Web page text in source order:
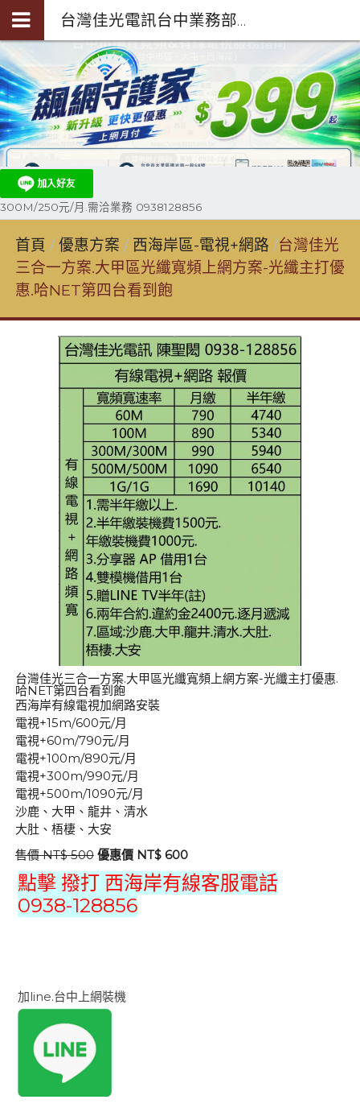
台灣佳光電訊台中業務部陳聖閎-第四台光纖裝機0938-128-856
300M/250元/月.需洽業務 0938128856
首頁 優惠方案 西海岸區-電視+網路 台灣佳光
三合一方案.大甲區光纖寬頻上網方案-光纖主打優
惠.哈NET第四台看到飽
台灣佳光三合一方案.大甲區光纖寬頻上網方案-光纖主打優惠.
哈NET第四台看到飽
西海岸有線電視加網路安裝
電視+15m/600元/月
電視+60m/790元/月
電視+100m/890元/月
電視+300m/990元/月
電視+500m/1090元/月
沙鹿、大甲、龍井、清水
大肚、梧棲、大安
售價 NT$ 500 優惠價 NT$ 600
點擊 撥打 西海岸有線客服電話
0938-128856
加line.台中上網裝機